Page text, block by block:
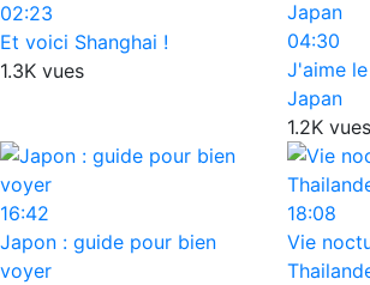
02:23
Et voici Shanghai !
1.3K vues
04:30
J'aime
Japan
1.2K vues
16:42
Japon : guide pour bien
voyer
18:08
Vie